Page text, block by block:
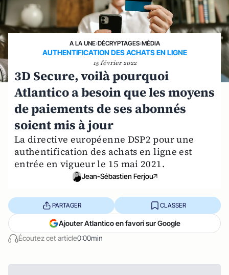
A LA UNE›DÉCRYPTAGES›MÉDIA
AUTHENTIFICATION DES ACHATS EN LIGNE
15 février 2022
3D Secure, voilà pourquoi
Atlantico a besoin que les moyens
de paiements de ses abonnés
soient mis à jour
La directive européenne DSP2 pour une
authentification des achats en ligne est
entrée en vigueur le 15 mai 2021.
Jean-Sébastien Ferjou
Écoutez cet article0:00min
PARTAGER CLASSER
Ajouter Atlantico en favori sur Google